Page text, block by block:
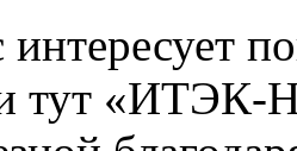
тут «ИТЭК-